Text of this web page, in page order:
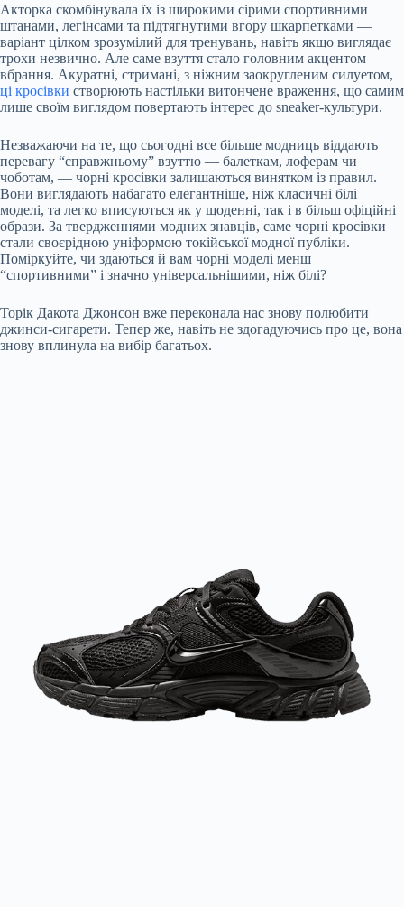
Акторка скомбінувала їх із широкими сірими спортивними
штанами, легінсами та підтягнутими вгору шкарпетками —
варіант цілком зрозумілий для тренувань, навіть якщо виглядає
трохи незвично. Але саме взуття стало головним акцентом
вбрання. Акуратні, стримані, з ніжним заокругленим силуетом,
ці кросівки створюють настільки витончене враження, що самим
лише своїм виглядом повертають інтерес до sneaker-культури.
Незважаючи на те, що сьогодні все більше модниць віддають
перевагу “справжньому” взуттю — балеткам, лоферам чи
чоботам, — чорні кросівки залишаються винятком із правил.
Вони виглядають набагато елегантніше, ніж класичні білі
моделі, та легко вписуються як у щоденні, так і в більш офіційні
образи. За твердженнями модних знавців, саме чорні кросівки
стали своєрідною уніформою токійської модної публіки.
Поміркуйте, чи здаються й вам чорні моделі менш
“спортивними” і значно універсальнішими, ніж білі?
Торік Дакота Джонсон вже переконала нас знову полюбити
джинси-сигарети. Тепер же, навіть не здогадуючись про це, вона
знову вплинула на вибір багатьох.